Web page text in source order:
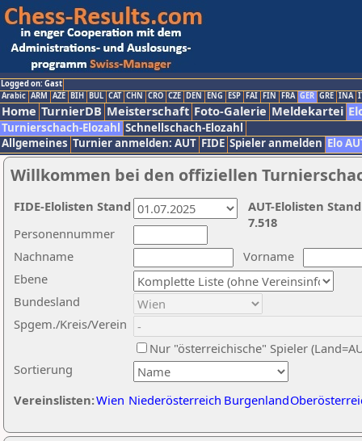
Logged on: Gast
Arabic ARM AZE BIH BUL CAT CHN CRO CZE DEN ENG ESP FAI FIN FRA GER GRE INA
Home TurnierDB Meisterschaft Foto-Galerie Meldekartei
Turnierschach-Elozahl Schnellschach-Elozahl
Allgemeines Turnier anmelden: AUT FIDE Spieler anmelden Elo
Willkommen bei den offiziellen
Nachname
Vorname
Ebene
Sortierung
Personennummer
Bundesland
Spgem./Kreis/Verein
Nur "österreichische" Spieler
Vereinslisten:Wien Niederösterreich Burgenland
AUT-Elolisten
7.518
FIDE-Elolisten Stand